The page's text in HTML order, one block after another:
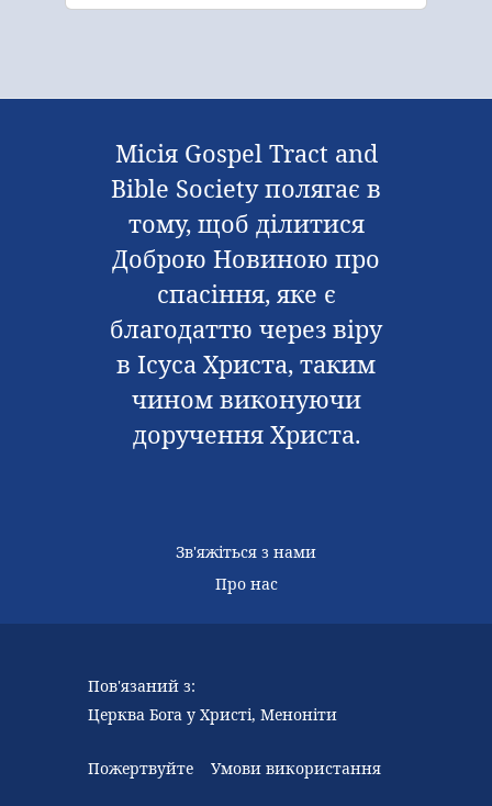
Місія Gospel Tract and
Bible Society полягає в
тому, щоб ділитися
Доброю Новиною про
спасіння, яке є
благодаттю через віру
в Ісуса Христа, таким
чином виконуючи
доручення Христа.
Зв'яжіться з нами
Про нас
Пов'язаний з:
Церква Бога у Христі, Меноніти
Пожертвуйте Умови використання